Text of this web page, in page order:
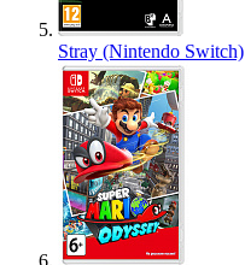
Stray (Nintendo Switch)